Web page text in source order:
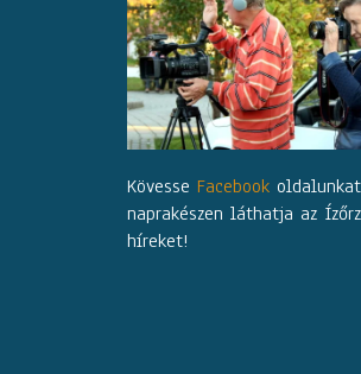
Kövesse Facebook
naprakészen láthatja az
híreket!